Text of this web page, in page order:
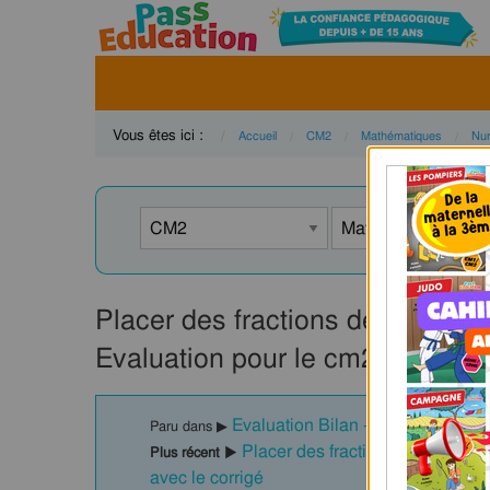
Vous êtes ici : Accueil CM2 Mathématiques
Placer des fractions décimales
Evaluation pour le cm2 – Cycle
Paru dans ▶ Evaluation Bilan - Fractions
Plus récent ▶ Placer des fractions simples
avec le corrigé